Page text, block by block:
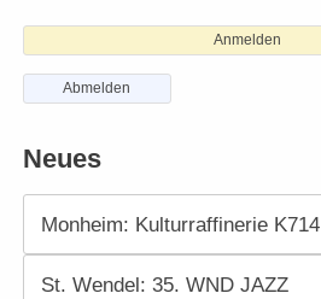
Anmelden
Abmelden
Neues
Monheim: Kulturraffinerie K714
St. Wendel: 35. WND JAZZ